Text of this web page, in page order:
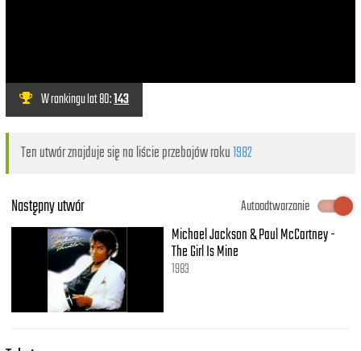
W rankingu lat 80:143
Ten utwór znajduje się na liście przebojów roku1982
Następny utwór
Autoodtwarzanie
Michael Jackson & Paul McCartney -
The Girl Is Mine
1983